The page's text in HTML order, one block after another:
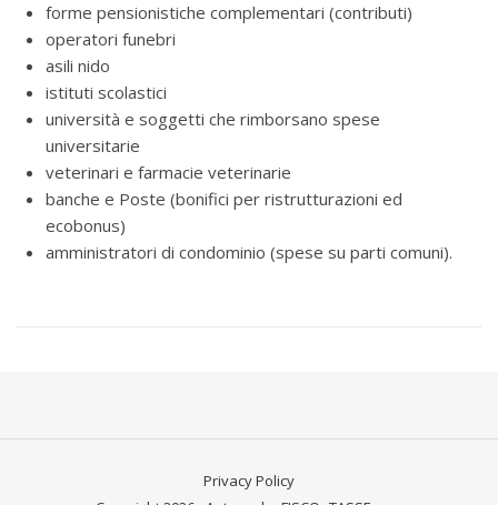
forme pensionistiche complementari (contributi)
operatori funebri
asili nido
istituti scolastici
università e soggetti che rimborsano spese
universitarie
veterinari e farmacie veterinarie
banche e Poste (bonifici per ristrutturazioni ed
ecobonus)
amministratori di condominio (spese su parti comuni).
Privacy Policy